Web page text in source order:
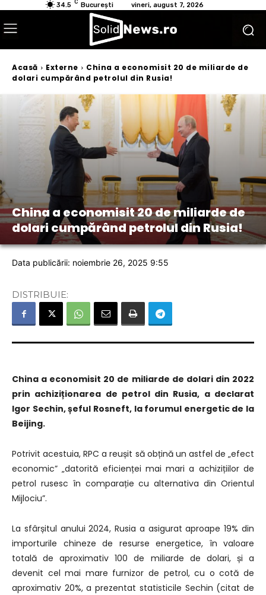
34.5 C București vineri, august 7, 2026
Acasă Externe
China a economisit 20 de miliarde de
dolari cumpărând petrolul din Rusia!
China a economisit 20 de miliarde de
dolari cumpărând petrolul din Rusia!
Data publicării: noiembrie 26, 2025 9:55
DISTRIBUIE:
China a economisit 20 de miliarde de dolari din 2022
prin achiziționarea de petrol din Rusia, a declarat
Igor Sechin, șeful Rosneft, la forumul energetic de la
Beijing.
Potrivit acestuia, RPC a reușit să obțină un astfel de „efect
economic” „datorită eficienței mai mari a achizițiilor de
petrol rusesc în comparație cu alternativa din Orientul
Mijlociu”.
La sfârșitul anului 2024, Rusia a asigurat aproape 19% din
importurile chineze de resurse energetice, în valoare
totală de aproximativ 100 de miliarde de dolari, și a
devenit cel mai mare furnizor de petrol, cu o cotă de
aproximativ 20%, a prezentat statisticile Sechin (citat de